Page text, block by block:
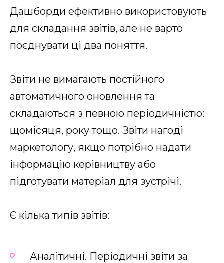
Дашборди ефективно використовують
для складання звітів, але не варто
поєднувати ці два поняття.
Звіти не вимагають постійного
автоматичного оновлення та
складаються з певною періодичністю:
щомісяця, року тощо. Звіти нагоді
маркетологу, якщо потрібно надати
інформацію керівництву або
підготувати матеріал для зустрічі.
Є кілька типів звітів:
Аналітичні. Періодичні звіти за